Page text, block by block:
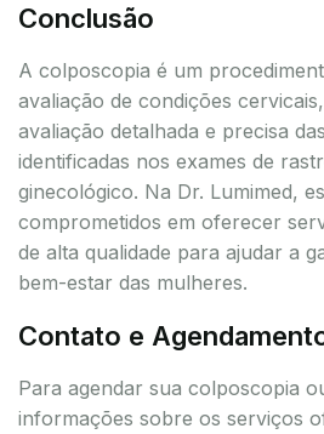
Conclusão
A colposcopia é um
avaliação de condições
avaliação detalhada e precisa
identificadas nos exames de
ginecológico. Na Dr. Lumimed,
comprometidos em oferecer
de alta qualidade para ajudar a
bem-estar das mulheres.
Contato e
Para agendar sua colposcopia
informações sobre os serviços